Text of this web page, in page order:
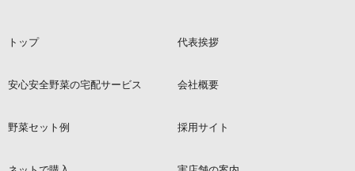
トップ 代表挨拶
安心安全野菜の宅配サービス 会社概要
野菜セット例 採用サイト